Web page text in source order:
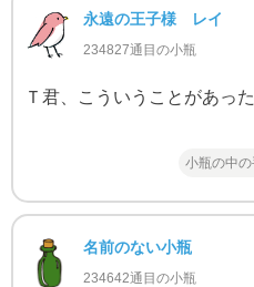
永遠の王子様 レイ
234827通目の小瓶
Ｔ君、こういうことがあっ
小瓶の中
名前のない小瓶
234642通目の小瓶